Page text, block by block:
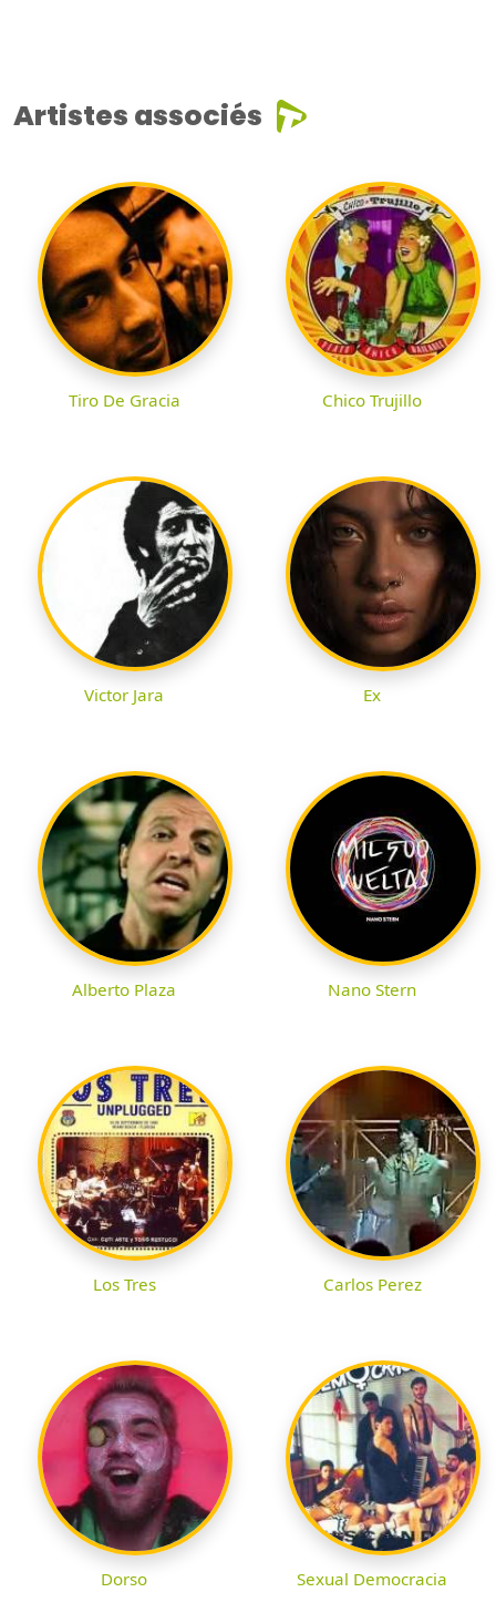
Artistes associés
Tiro De Gracia Chico Trujillo
Victor Jara Ex
Alberto Plaza Nano Stern
Los Tres Carlos Perez
Dorso Sexual Democracia